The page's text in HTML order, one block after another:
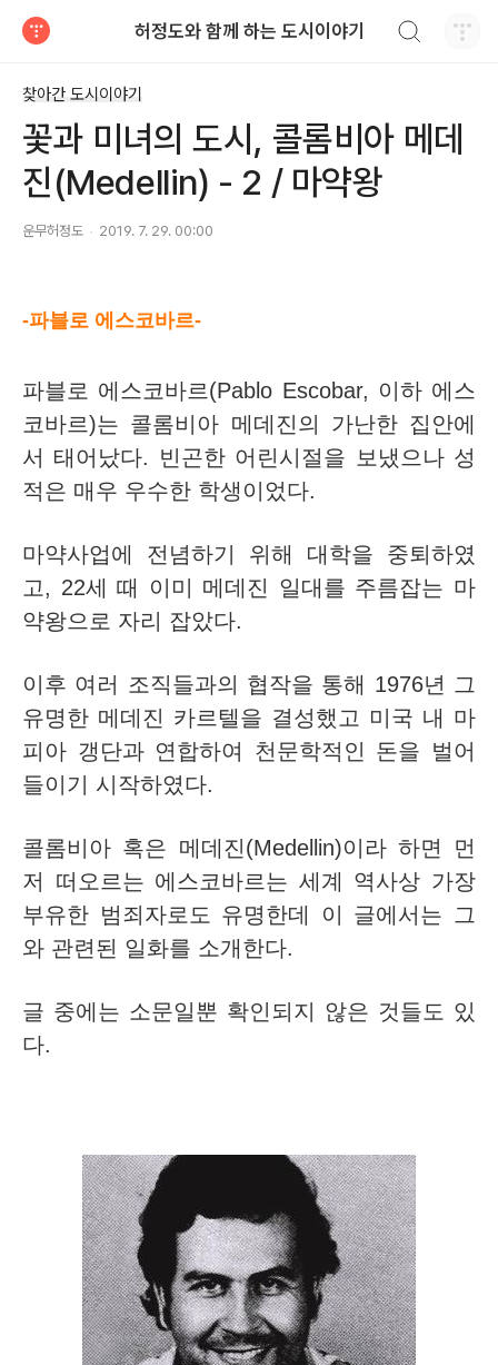
허정도와 함께 하는 도시이야기
찾아간 도시이야기
꽃과 미녀의 도시, 콜롬비아 메데
진(Medellin) - 2 / 마약왕
운무허정도 2019. 7. 29. 00:00
-파블로 에스코바르-
파블로 에스코바르(Pablo Escobar, 이하 에스
코바르)는 콜롬비아 메데진의 가난한 집안에
서 태어났다. 빈곤한 어린시절을 보냈으나 성
적은 매우 우수한 학생이었다.
마약사업에 전념하기 위해 대학을 중퇴하였
고, 22세 때 이미 메데진 일대를 주름잡는 마
약왕으로 자리 잡았다.
이후 여러 조직들과의 협작을 통해 1976년 그
유명한 메데진 카르텔을 결성했고 미국 내 마
피아 갱단과 연합하여 천문학적인 돈을 벌어
들이기 시작하였다.
콜롬비아 혹은 메데진(Medellin)이라 하면 먼
저 떠오르는 에스코바르는 세계 역사상 가장
부유한 범죄자로도 유명한데 이 글에서는 그
와 관련된 일화를 소개한다.
글 중에는 소문일뿐 확인되지 않은 것들도 있
다.